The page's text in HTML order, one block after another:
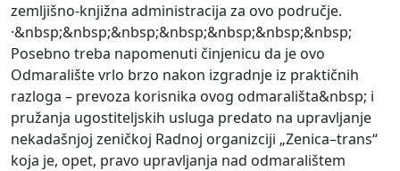
zemljišno-knjižna administracija za ovo područje.
·&nbsp;&nbsp;&nbsp;&nbsp;&nbsp;&nbsp;&nbsp;
Posebno treba napomenuti činjenicu da je ovo
Odmaralište vrlo brzo nakon izgradnje iz praktičnih
razloga – prevoza korisnika ovog odmarališta&nbsp; i
pružanja ugostiteljskih usluga predato na upravljanje
nekadašnjoj zeničkoj Radnoj organizciji „Zenica–trans“
koja je, opet, pravo upravljanja nad odmaralištem